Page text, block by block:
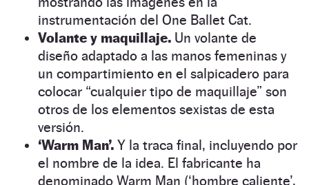
instrumentación del One Ballet Cat.
Volante y maquillaje. Un volante de
diseño adaptado a las manos femeninas y
un compartimiento en el salpicadero para
colocar “cualquier tipo de maquillaje” son
otros de los elementos sexistas de esta
versión.
‘Warm Man’. Y la traca final, incluyendo por
el nombre de la idea. El fabricante ha
denominado Warm Man (‘hombre caliente’,